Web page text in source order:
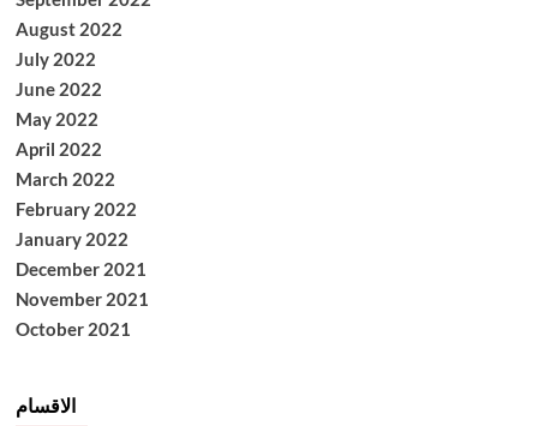
August 2022
July 2022
June 2022
May 2022
April 2022
March 2022
February 2022
January 2022
December 2021
November 2021
October 2021
الاقسام